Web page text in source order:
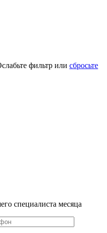
фильтр или сбросьте
специалиста месяца